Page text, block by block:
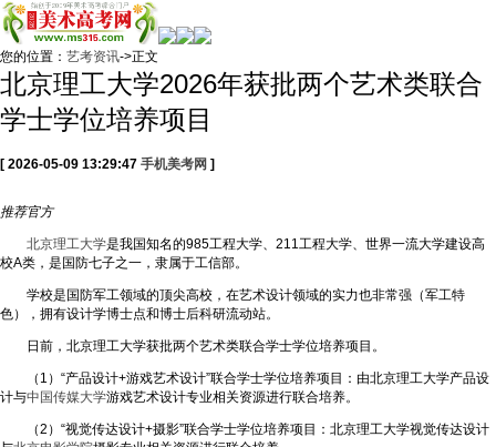
您的位置： 艺考资讯->正文
北京理工大学2026年获批两个艺术类联合
学士学位培养项目
[ 2026-05-09 13:29:47 手机美考网 ]
推荐官方
北京理工大学是我国知名的985工程大学、211工程大学、世界一流大学建设高
校A类，是国防七子之一，隶属于工信部。
学校是国防军工领域的顶尖高校，在艺术设计领域的实力也非常强（军工特
色），拥有设计学博士点和博士后科研流动站。
日前，北京理工大学获批两个艺术类联合学士学位培养项目。
（1）“产品设计+游戏艺术设计”联合学士学位培养项目：由北京理工大学产品设
计与中国传媒大学游戏艺术设计专业相关资源进行联合培养。
（2）“视觉传达设计+摄影”联合学士学位培养项目：北京理工大学视觉传达设计